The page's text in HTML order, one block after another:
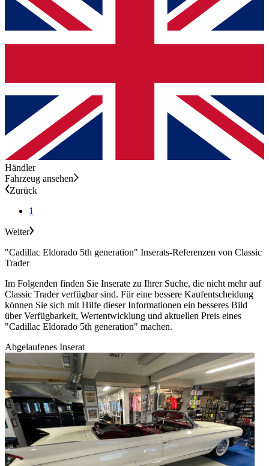
Händler
Fahrzeug ansehen
Zurück
1
Weiter
"Cadillac Eldorado 5th generation" Inserats-Referenzen von Classic
Trader
Im Folgenden finden Sie Inserate zu Ihrer Suche, die nicht mehr auf
Classic Trader verfügbar sind. Für eine bessere Kaufentscheidung
können Sie sich mit Hilfe dieser Informationen ein besseres Bild
über Verfügbarkeit, Wertentwicklung und aktuellen Preis eines
"Cadillac Eldorado 5th generation" machen.
Abgelaufenes Inserat